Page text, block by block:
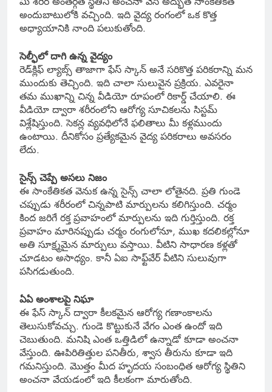
అందుబాటులోకి వచ్చింది. ఇది వైద్య రంగంలో ఒక కొత్త
అధ్యాయానికి నాంది పలుకుతోంది.
సెల్ఫీలో దాగి ఉన్న వైద్యం
రెడ్‌క్లిఫ్ ల్యాబ్స్ తాజాగా ఫేస్ స్కాన్ అనే సరికొత్త పరికరాన్ని మన
ముందుకు తెచ్చింది. ఇది చాలా సులువైన ప్రక్రియ. ఎవరైనా
తమ ముఖాన్ని చిన్న వీడియో రూపంలో రికార్డ్ చేయాలి. ఈ
వీడియో ద్వారా శరీరంలోని ఆరోగ్య సూచికలను సిస్టమ్
విశ్లేషిస్తుంది. సెకన్ల వ్యవధిలోనే ఫలితాలు మీ కళ్లముందు
ఉంటాయి. దీనికోసం ప్రత్యేకమైన వైద్య పరికరాలు అవసరం
లేదు.
సైన్స్ చెప్పే అసలు నిజం
ఈ సాంకేతికత వెనుక ఉన్న సైన్స్ చాలా లోతైనది. ప్రతి గుండె
చప్పుడు శరీరంలో చిన్నపాటి మార్పులను కలిగిస్తుంది. చర్మం
కింద జరిగే రక్త ప్రవాహంలో మార్పులను ఇది గుర్తిస్తుంది. రక్త
ప్రవాహం మారినప్పుడు చర్మం రంగులోనూ, ముఖ కదలికల్లోనూ
అతి సూక్ష్మమైన మార్పులు వస్తాయి. వీటిని సాధారణ కళ్లతో
చూడటం అసాధ్యం. కానీ ఏఐ సాఫ్ట్‌వేర్ వీటిని సులువుగా
పసిగడుతుంది.
ఏఏ అంశాలపై నిఘా
ఈ ఫేస్ స్కాన్ ద్వారా కీలకమైన ఆరోగ్య గణాంకాలను
తెలుసుకోవచ్చు. గుండె కొట్టుకునే వేగం ఎంత ఉందో ఇది
చెబుతుంది. మనిషి ఎంత ఒత్తిడిలో ఉన్నాడో కూడా అంచనా
వేస్తుంది. ఊపిరితిత్తుల పనితీరు, శ్వాస తీరును కూడా ఇది
గమనిస్తుంది. మొత్తం మీద హృదయ సంబంధిత ఆరోగ్య స్థితిని
అంచనా వేయడంలో ఇది కీలకంగా మారుతోంది.